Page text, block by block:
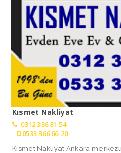
Kısmet Nakliyat
0312 336 81 54
0533 366 66 20
Kısmet Nakliyat Ankara